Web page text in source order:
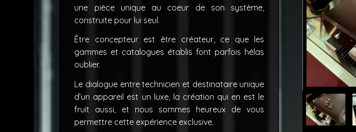
une pièce unique au coeur de son système,
construite pour lui seul.
Être concepteur est être créateur, ce que les
gammes et catalogues établis font parfois hélas
oublier.
Le dialogue entre technicien et destinataire unique
d’un appareil est un luxe, la création qui en est le
fruit aussi, et nous sommes heureux de vous
permettre cette expérience exclusive.